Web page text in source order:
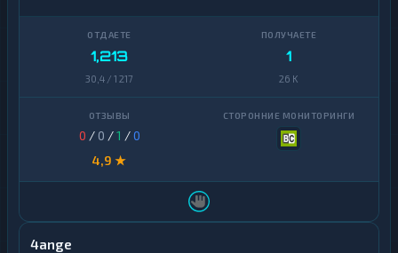
1,213
30,4 / 1 217
1
26 K
0 / 0 /1 /0
4,9 ★
4ange